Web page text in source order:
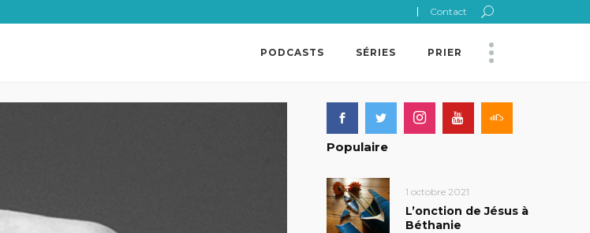
Contact
PODCASTS SÉRIES PRIER
Populaire
1 octobre 2021
L’onction de Jésus à
Béthanie